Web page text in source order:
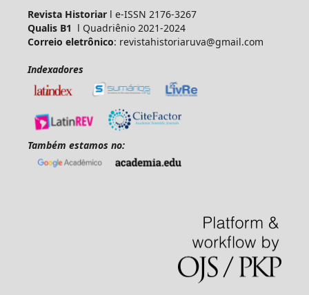
Revista Historiar l e-ISSN 2176-3267
Qualis B1 l Quadriênio 2021-2024
Correio eletrônico: revistahistoriaruva@gmail.com
Indexadores
Também estamos no: